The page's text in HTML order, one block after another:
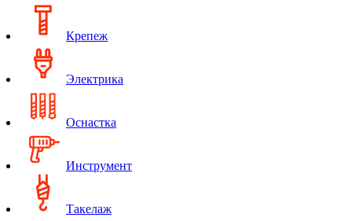
Крепеж
Электрика
Оснастка
Инструмент
Такелаж